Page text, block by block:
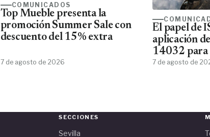
COMUNICADOS
Top Mueble presenta la
promoción Summer Sale con
descuento del 15% extra
7 de agosto de 2026
El papel de
aplicación
14032 para
7 de agosto de
SECCIONES
Sevilla